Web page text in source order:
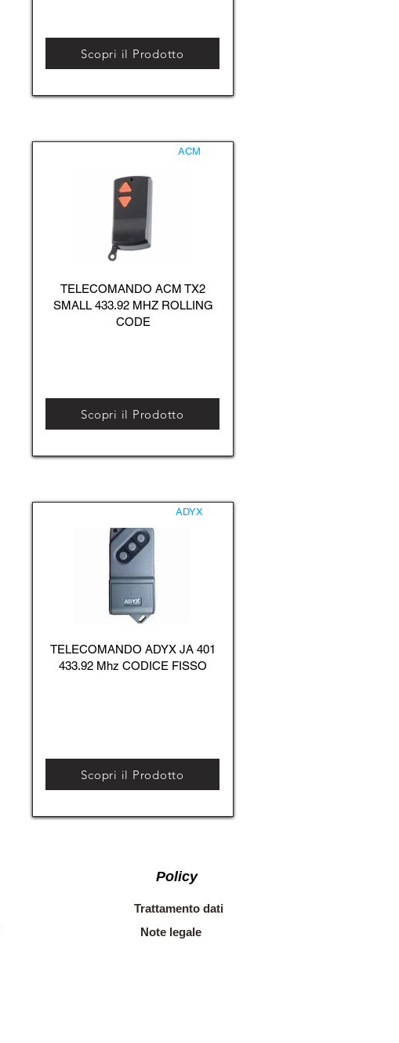
Scopri il Prodotto
ACM
TELECOMANDO ACM TX2
SMALL 433.92 MHZ ROLLING
CODE
Scopri il Prodotto
ADYX
TELECOMANDO ADYX JA 401
433.92 Mhz CODICE FISSO
Scopri il Prodotto
Policy
Trattamento dati
Note legale